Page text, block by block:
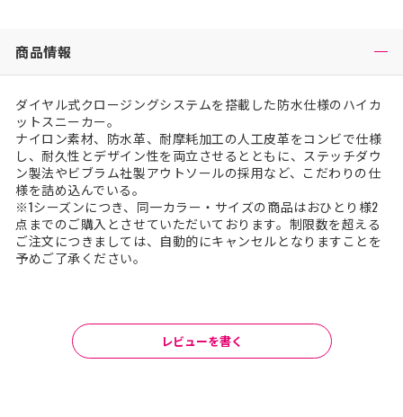
商品情報
ダイヤル式クロージングシステムを搭載した防水仕様のハイカ
ットスニーカー。
ナイロン素材、防水革、耐摩耗加工の人工皮革をコンビで仕様
し、耐久性とデザイン性を両立させるとともに、ステッチダウ
ン製法やビブラム社製アウトソールの採用など、こだわりの仕
様を詰め込んでいる。
※1シーズンにつき、同一カラー・サイズの商品はおひとり様2
点までのご購入とさせていただいております。制限数を超える
ご注文につきましては、自動的にキャンセルとなりますことを
予めご了承ください。
レビューを書く